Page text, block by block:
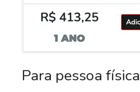
Para pessoa